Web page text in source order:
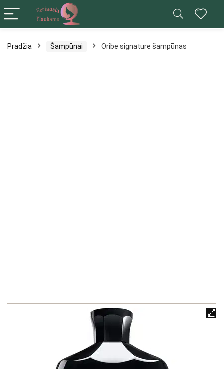
Pradžia Šampūnai Oribe signature šampūnas